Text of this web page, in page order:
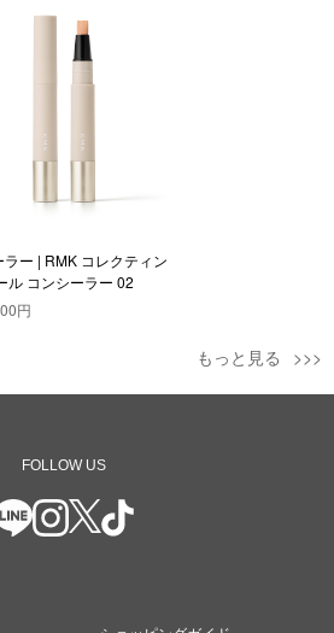
ラー | RMK コレクティン
ル コンシーラー 02
円
もっと見る
FOLLOW US